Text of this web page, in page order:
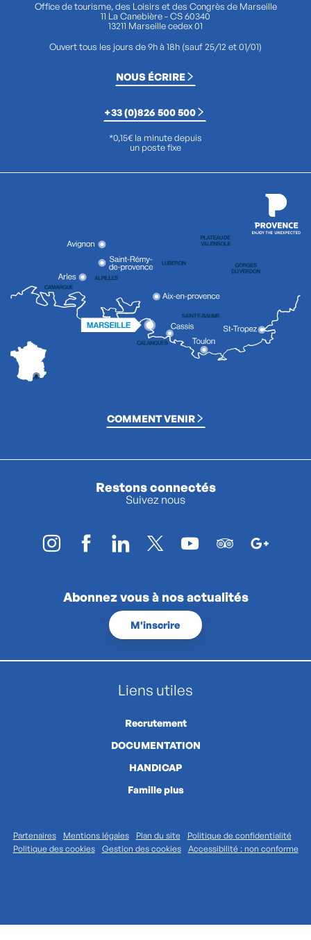
Office de tourisme, des Loisirs et des Congrès de Marseille
11 La Canebière - CS 60340
13211 Marseille cedex 01
Ouvert tous les jours de 9h à 18h (sauf 25/12 et 01/01)
NOUS ÉCRIRE
+33 (0)826 500 500
*0,15€ la minute depuis
un poste fixe
COMMENT VENIR
Restons connectés
Suivez nous
Abonnez vous à nos actualités
M'inscrire
Liens utiles
Recrutement
DOCUMENTATION
HANDICAP
Famille plus
Partenaires Mentions légales Plan du site
Politique de confidentialité
Politique des cookies
Gestion des cookies Accessibilité : non conforme